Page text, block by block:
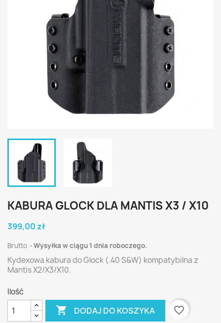
KABURA GLOCK DLA MANTIS X3 / X10
399,00 zł
Brutto Wysyłka w ciągu 1 dnia roboczego.
Kydexowa kabura do Glock (.40 S&W) kompatybilna z
Mantis X2/X3/X10.
Ilość
 DODAJ DO KOSZYKA favorite_border